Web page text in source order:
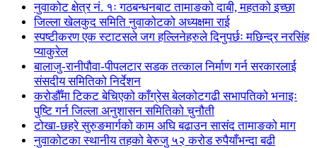
नुवाकोट क्षेत्र नं. १ः गठबन्धनबाट तामाङको दाबी, महतको इच्छा
जिल्ला खेलकुद समिति नुवाकोटको अध्यक्षमा राई
स्पष्टीकरण एक स्टाटसले जग हल्लिनेहरुले दिनुपर्छः मछिन्द्र नरसिंह
प्याकुरेल
बालाजु-रानीपौवा-पीपलटार सडक तत्काल निर्माण गर्न सरकारलाई
संसदीय समितिको निर्देशन
करोडौँमा टिकट बेचिएको काँग्रेस बेलकोटगढी सभापतिको भनाइः
पुष्टि गर्न जिल्ला अनुशासन समितिको चुनौती
टोखा-छहरे सुरुङमार्गको काम अघि बढाउन सासंद तामाङको माग
नुवाकोटका स्थानीय तहको बेरुजु ५२ करोड रुपैयाँभन्दा बढी